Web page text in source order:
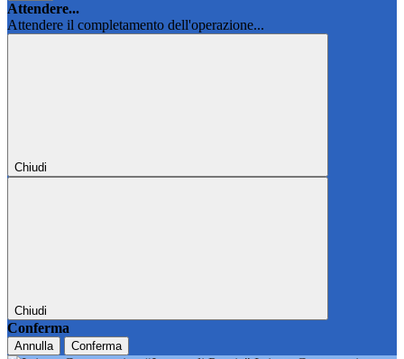
Attendere...
Attendere il completamento dell'operazione...
Chiudi
Chiudi
Conferma
Annulla Conferma